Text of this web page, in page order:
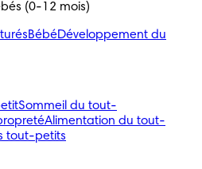
(0-12 mois)
BébéDéveloppement du
Sommeil du tout-
Alimentation du tout-
tout-petits